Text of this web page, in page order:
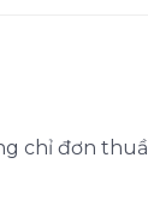
chỉ đơn